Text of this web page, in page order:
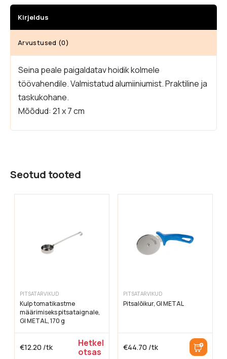
Kirjeldus
Arvustused (0)
Seina peale paigaldatav hoidik kolmele
töövahendile. Valmistatud alumiiniumist. Praktiline ja
taskukohane.
Mõõdud: 21 x 7 cm
Seotud tooted
PITSATARVIKUD
Kulp tomatikastme
määrimiseks pitsataignale,
GI METAL, 170 g
€12.20 /tk
Hetkel
otsas
PITSATARVIKUD
Pitsalõikur, GI METAL
€44.70 /tk